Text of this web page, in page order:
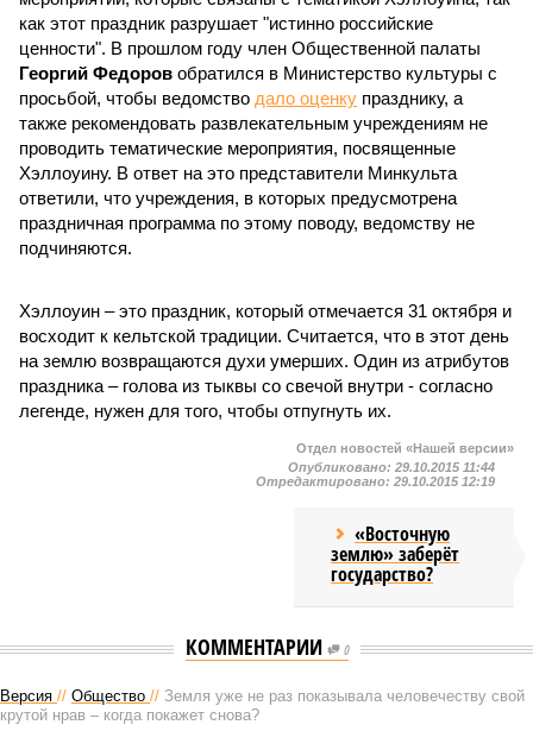
как этот праздник разрушает "истинно российские
ценности". В прошлом году член Общественной палаты
Георгий Федоров обратился в Министерство культуры с
просьбой, чтобы ведомство дало оценку празднику, а
также рекомендовать развлекательным учреждениям не
проводить тематические мероприятия, посвященные
Хэллоуину. В ответ на это представители Минкульта
ответили, что учреждения, в которых предусмотрена
праздничная программа по этому поводу, ведомству не
подчиняются.
Хэллоуин – это праздник, который отмечается 31 октября и
восходит к кельтской традиции. Считается, что в этот день
на землю возвращаются духи умерших. Один из атрибутов
праздника – голова из тыквы со свечой внутри - согласно
легенде, нужен для того, чтобы отпугнуть их.
Отдел новостей «Нашей версии»
Опубликовано: 29.10.2015 11:44
Отредактировано: 29.10.2015 12:19
«Восточную
землю» заберёт
государство?
КОММЕНТАРИИ 0
Версия // Общество // Земля уже не раз показывала человечеству свой
крутой нрав – когда покажет снова?